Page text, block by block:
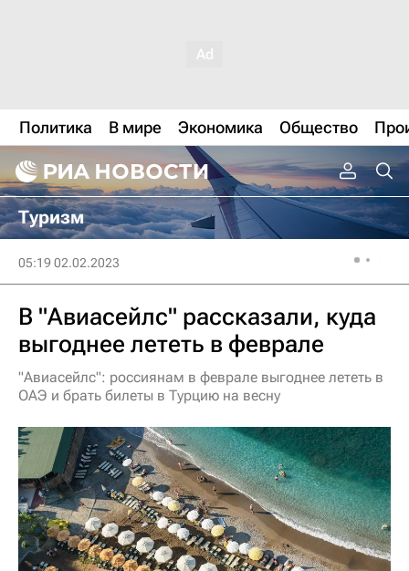
Политика В мире Экономика Общество
Туризм
05:19 02.02.2023
В "Авиасейлс" рассказали, куда
выгоднее лететь в феврале
"Авиасейлс": россиянам в феврале выгоднее лететь в
ОАЭ и брать билеты в Турцию на весну